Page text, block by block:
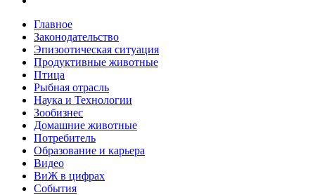
Главное
Законодательство
Эпизоотическая ситуация
Продуктивные животные
Птица
Рыбная отрасль
Наука и Технологии
Зообизнес
Домашние животные
Потребитель
Образование и карьера
Видео
ВиЖ в цифрах
События